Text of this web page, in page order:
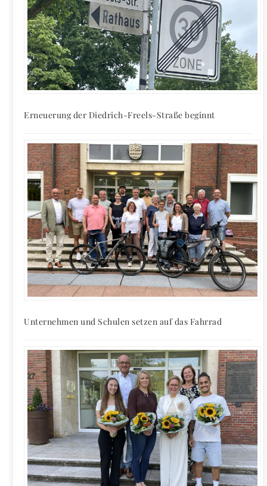
Erneuerung der Diedrich-Freels-Straße beginnt
Unternehmen und Schulen setzen auf das Fahrrad